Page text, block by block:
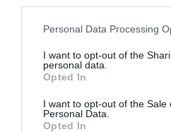
Personal Data Processing
I want to opt-out of the
personal data.
Opted In
I want to opt-out of the Sale
Personal Data.
Opted In
RichieRSAa
la capacité
entreprise se fait au